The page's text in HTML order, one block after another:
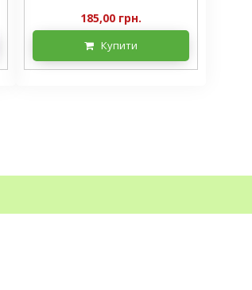
185,00 грн.
Купити